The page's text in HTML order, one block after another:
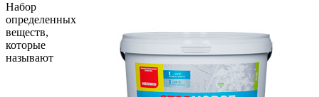
Набор
определенных
веществ,
которые
называют